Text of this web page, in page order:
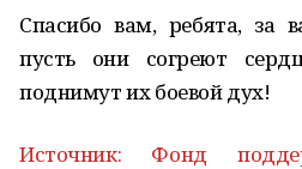
Спасибо вам, ребята, за
пусть они согреют
поднимут их боевой дух!
Источник: Фонд